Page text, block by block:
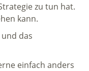
zu tun hat.
kann.
das
einfach anders